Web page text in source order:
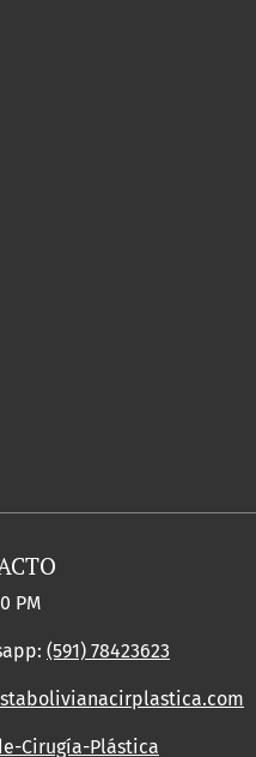
PM
(591) 78423623
Cirugía-Plástica